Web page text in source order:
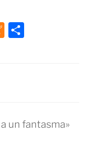
M
eun fantasma»